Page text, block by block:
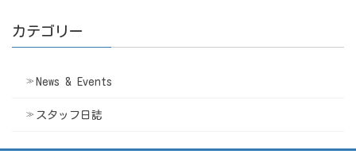
カテゴリー
News & Events
スタッフ日誌